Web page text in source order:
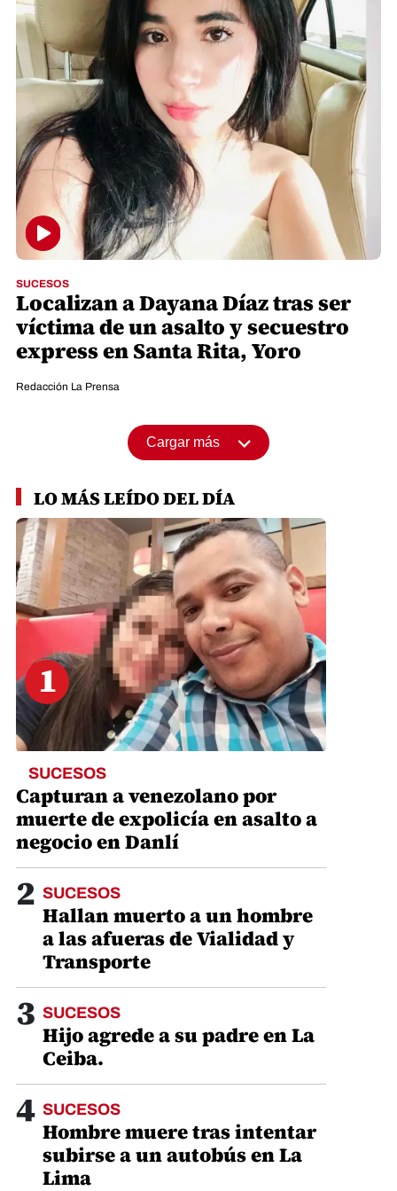
SUCESOS
Localizan a Dayana Díaz tras ser
víctima de un asalto y secuestro
express en Santa Rita, Yoro
Redacción La Prensa
Cargar más
LO MÁS LEÍDO DEL DÍA
1
SUCESOS
Capturan a venezolano por
muerte de expolicía en asalto a
negocio en Danlí
2 SUCESOS
Hallan muerto a un hombre
a las afueras de Vialidad y
Transporte
3 SUCESOS
Hijo agrede a su padre en La
Ceiba.
4 SUCESOS
Hombre muere tras intentar
subirse a un autobús en La
Lima